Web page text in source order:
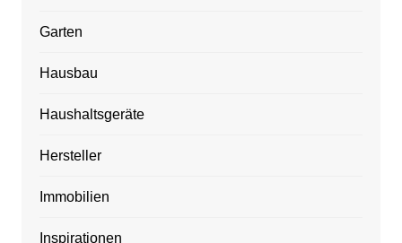
Garten
Hausbau
Haushaltsgeräte
Hersteller
Immobilien
Inspirationen